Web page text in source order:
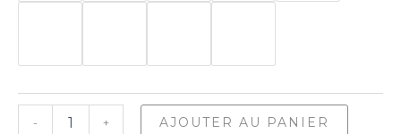
- + AJOUTER AU PANIER